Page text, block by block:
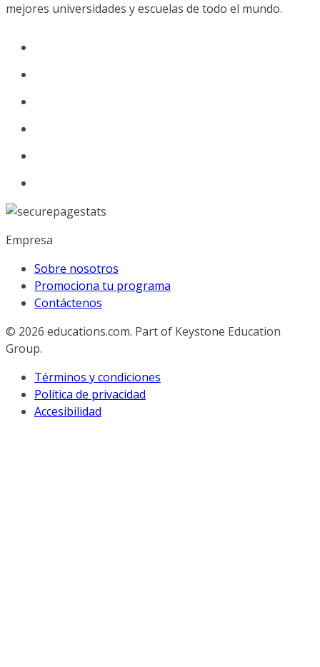
mejores universidades y escuelas de todo el mundo.
Empresa
Sobre nosotros
Promociona tu programa
Contáctenos
© 2026 educations.com. Part of Keystone Education
Group.
Términos y condiciones
Política de privacidad
Accesibilidad